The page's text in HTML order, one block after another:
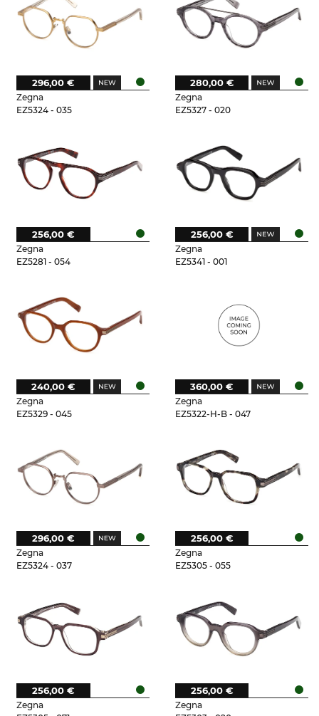
Zegna
EZ5324 - 035
296,00 €
Zegna
EZ5327 - 020
280,00 €
Zegna
EZ5281 - 054
256,00 €
Zegna
EZ5341 - 001
256,00 €
Zegna
EZ5329 - 045
240,00 €
Zegna
EZ5322-H-B - 047
360,00 €
Zegna
EZ5324 - 037
296,00 €
Zegna
EZ5305 - 055
256,00 €
Zegna
256,00 €
Zegna
256,00 €